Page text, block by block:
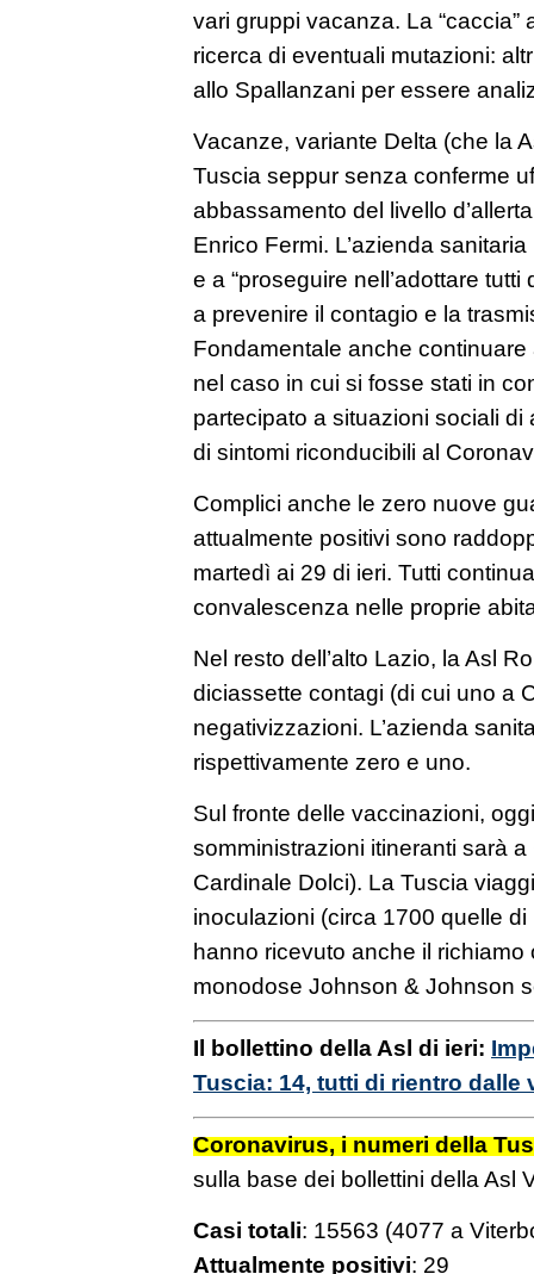
vari gruppi vacanza. La
ricerca di eventuali mutazioni:
allo Spallanzani per essere
Vacanze, variante Delta (che la
Tuscia seppur senza conferme
abbassamento del livello
Enrico Fermi. L’azienda
e a “proseguire nell’adottare
a prevenire il contagio e la
Fondamentale anche
nel caso in cui si fosse stati in
partecipato a situazioni sociali
di sintomi riconducibili al
Complici anche le zero nuove
attualmente positivi sono
martedì ai 29 di ieri. Tutti
convalescenza nelle proprie
Nel resto dell’alto Lazio, la Asl
diciassette contagi (di cui uno a
negativizzazioni. L’azienda
rispettivamente zero e uno.
Sul fronte delle vaccinazioni,
somministrazioni itineranti sarà a
Cardinale Dolci). La Tuscia
inoculazioni (circa 1700 quelle
hanno ricevuto anche il richiamo
monodose Johnson & Johnson
Il bollettino della Asl di ieri:
Tuscia: 14, tutti di rientro dalle
Coronavirus, i numeri della
sulla base dei bollettini della Asl
Casi totali: 15563 (4077 a
Attualmente positivi: 29